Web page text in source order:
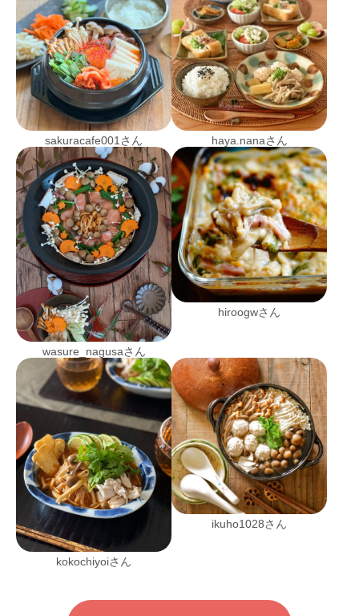
sakuracafe001さん haya.nanaさん
wasure_nagusaさん
hiroogwさん
kokochiyoiさん
ikuho1028さん